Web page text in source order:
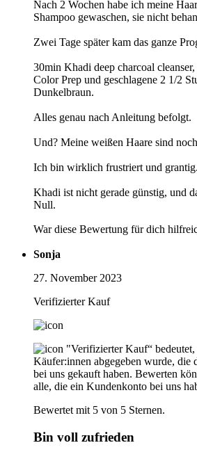
Nach 2 Wochen habe ich meine
Shampoo gewaschen, sie nicht
Zwei Tage später kam das ganze
30min Khadi deep charcoal
Color Prep und geschlagene 2 1/2
Dunkelbraun.
Alles genau nach Anleitung befolgt.
Und? Meine weißen Haare sind
Ich bin wirklich frustriert und grantig.
Khadi ist nicht gerade günstig, und
Null.
War diese Bewertung für dich
Sonja
27. November 2023
Verifizierter Kauf
"Verifizierter Kauf“
Käufer:innen abgegeben wurde, die
bei uns gekauft haben. Bewerten
alle, die ein Kundenkonto bei uns
Bewertet mit 5 von 5 Sternen.
Bin voll zufrieden